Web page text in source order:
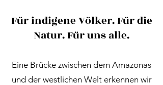
Für indigene Völker. Für die
Natur. Für uns alle.
Eine Brücke zwischen dem Amazonas
und der westlichen Welt erkennen wir